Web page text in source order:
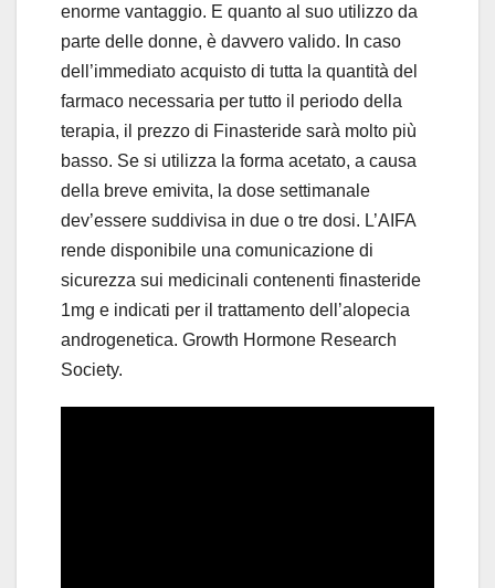
enorme vantaggio. E quanto al suo utilizzo da
parte delle donne, è davvero valido. In caso
dell’immediato acquisto di tutta la quantità del
farmaco necessaria per tutto il periodo della
terapia, il prezzo di Finasteride sarà molto più
basso. Se si utilizza la forma acetato, a causa
della breve emivita, la dose settimanale
dev’essere suddivisa in due o tre dosi. L’AIFA
rende disponibile una comunicazione di
sicurezza sui medicinali contenenti finasteride
1mg e indicati per il trattamento dell’alopecia
androgenetica. Growth Hormone Research
Society.